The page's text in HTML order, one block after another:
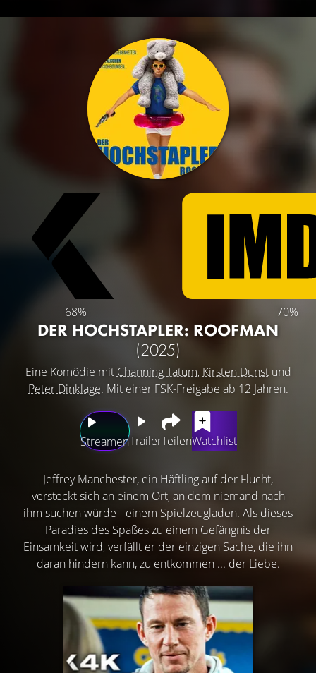
68% 70%
DER HOCHSTAPLER: ROOFMAN
(2025)
Eine Komödie mit Channing Tatum, Kirsten Dunstund
Peter Dinklage. Mit einer FSK-Freigabe ab 12 Jahren.
StreamenTrailerTeilenWatchlist
Jeffrey Manchester, ein Häftling auf der Flucht,
versteckt sich an einem Ort, an dem niemand nach
ihm suchen würde - einem Spielzeugladen. Als dieses
Paradies des Spaßes zu einem Gefängnis der
Einsamkeit wird, verfällt er der einzigen Sache, die ihn
daran hindern kann, zu entkommen ... der Liebe.